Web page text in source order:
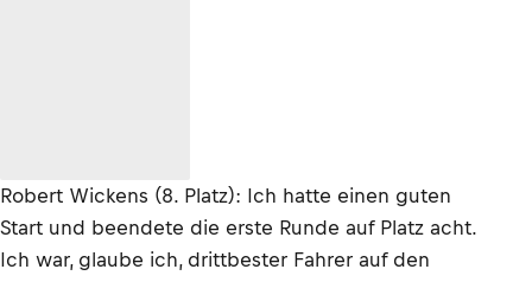
Robert Wickens (8. Platz): Ich hatte einen guten
Start und beendete die erste Runde auf Platz acht.
Ich war, glaube ich, drittbester Fahrer auf den